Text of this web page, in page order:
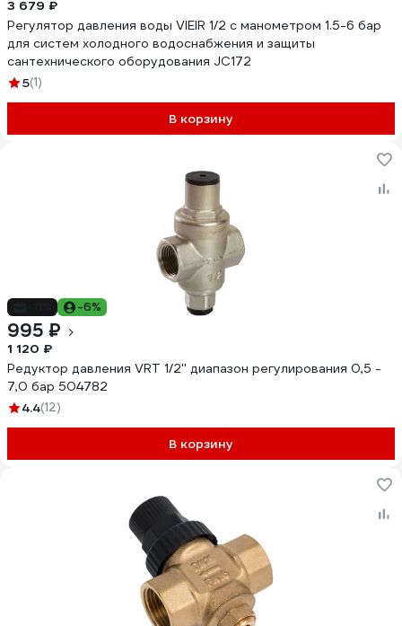
3 679 ₽
Регулятор давления воды VIEIR 1/2 с манометром 1.5-6 бар
для систем холодного водоснабжения и защиты
сантехнического оборудования JC172
5(1)
В корзину
-6%
995 ₽
1 120 ₽
Редуктор давления VRT 1/2'' диапазон регулирования 0,5 -
7,0 бар 504782
4.4(12)
В корзину